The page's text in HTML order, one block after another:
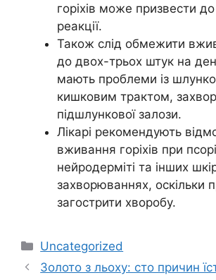
горіхів може призвести
реакції.
Також слід обмежити
до двох-трьох штук на
мають проблеми із
кишковим трактом,
підшлункової залози.
Лікарі рекомендують
вживання горіхів при
нейродерміті та інших
захворюваннях, оскільки
загострити хворобу.
Категорії
Uncategorized
Золото з льоху: сто причин